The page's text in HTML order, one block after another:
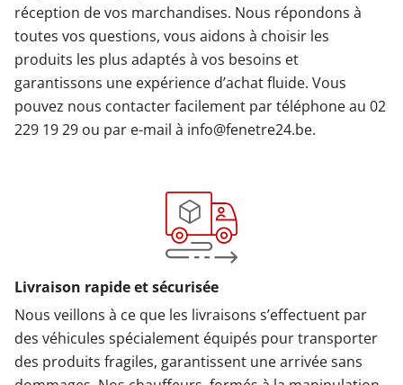
réception de vos marchandises. Nous répondons à
toutes vos questions, vous aidons à choisir les
produits les plus adaptés à vos besoins et
garantissons une expérience d’achat fluide. Vous
pouvez nous contacter facilement par téléphone au 02
229 19 29 ou par e-mail à info@fenetre24.be.
Livraison rapide et sécurisée
Nous veillons à ce que les livraisons s’effectuent par
des véhicules spécialement équipés pour transporter
des produits fragiles, garantissent une arrivée sans